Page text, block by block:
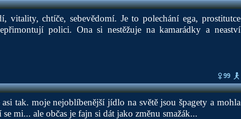
chtíče, sebevědomí. Je to polechání ega, prostitutce
polici. Ona si nestěžuje na kamarádky a neaství
99
tak. moje nejoblíbenější jídlo na světě jsou špagety a mohla
mi... ale občas je fajn si dát jako změnu smažák...